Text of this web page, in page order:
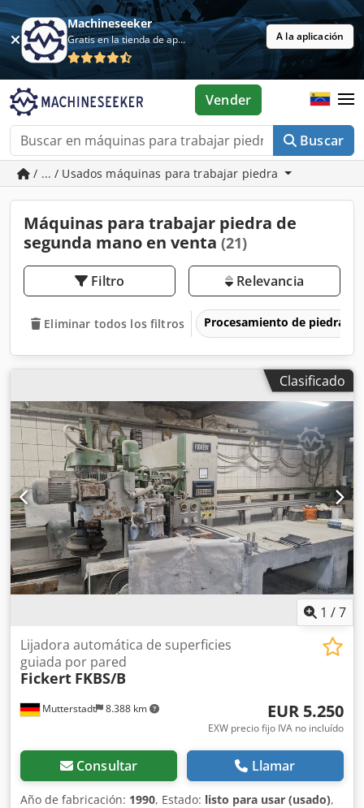
Machineseeker
Gratis en la tienda de aplicaciones A la aplicación
Buscar
Vender
/ ... / Usados máquinas para trabajar piedra
Máquinas para trabajar piedra de
segunda mano en venta (21)
Filtro Relevancia
Eliminar todos los filtros Procesamiento de piedra
Clasificado
1 /7
Mutterstadt 8.388 km
Lijadora automática de superficies
guiada por pared
Fickert FKBS/B
EUR 5.250
EXW precio fijo IVA no incluído
Consultar Llamar
Año de fabricación: 1990, Estado: listo para usar (usado),